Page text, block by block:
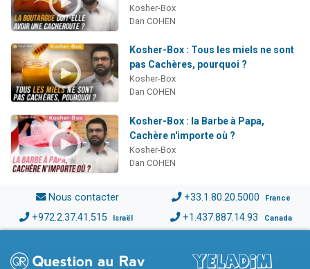
Kosher-Box
Dan COHEN
Kosher-Box : Tous les miels ne sont
pas Cachères, pourquoi ?
Kosher-Box
Dan COHEN
Kosher-Box : la Barbe à Papa,
Cachère n'importe où ?
Kosher-Box
Dan COHEN
Nous contacter +33.1.80.20.5000 France
+972.2.37.41.515 Israël +1.437.887.14.93 Canada